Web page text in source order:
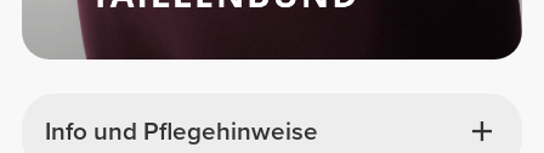
Info und Pflegehinweise